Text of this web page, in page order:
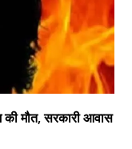
मौत, सरकारी आवास